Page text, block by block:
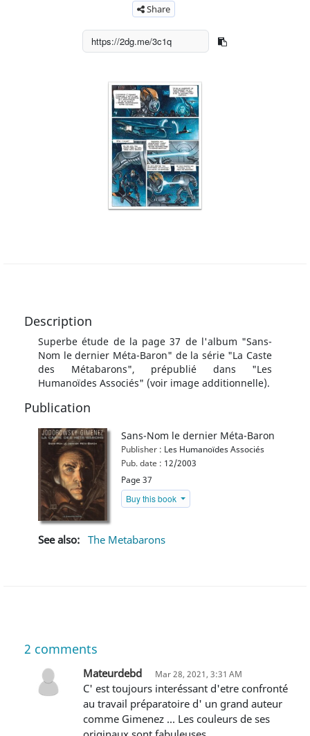
Share
Description
Superbe étude de la page 37 de l'album "Sans-
Nom le dernier Méta-Baron" de la série "La Caste
des Métabarons", prépublié dans "Les
Humanoïdes Associés" (voir image additionnelle).
Publication
Sans-Nom le dernier Méta-Baron
Publisher : Les Humanoïdes Associés
Pub. date : 12/2003
Page 37
Buy this book
See also: The Metabarons
2 comments
Mateurdebd Mar 28, 2021, 3:31 AM
C' est toujours interéssant d'etre confronté
au travail préparatoire d' un grand auteur
comme Gimenez ... Les couleurs de ses